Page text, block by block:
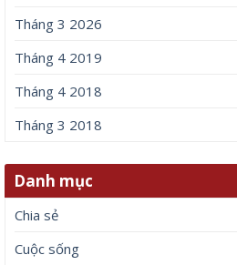
Tháng 3 2026
Tháng 4 2019
Tháng 4 2018
Tháng 3 2018
Danh mục
Chia sẻ
Cuộc sống